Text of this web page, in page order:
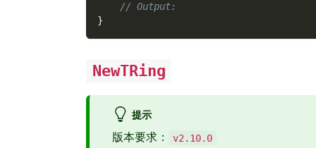
// Output:
}
NewTRing
提示
版本要求： v2.10.0